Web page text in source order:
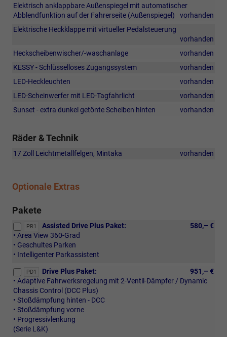
Elektrisch anklappbare Außenspiegel mit automatischer
Abblendfunktion auf der Fahrerseite (Außenspiegel)
vorhanden
Elektrische Heckklappe mit virtueller Pedalsteuerung
vorhanden
Heckscheibenwischer/-waschanlage
vorhanden
KESSY - Schlüsselloses Zugangssystem
vorhanden
LED-Heckleuchten
vorhanden
LED-Scheinwerfer mit LED-Tagfahrlicht
vorhanden
Sunset - extra dunkel getönte Scheiben hinten
vorhanden
Räder & Technik
17 Zoll Leichtmetallfelgen, Mintaka vorhanden
Optionale Extras
Pakete
PR1 580,– €
Assisted Drive Plus Paket:
• Area View 360-Grad
• Geschultes Parken
• Intelligenter Parkassistent
PD1 951,– €
Drive Plus Paket:
• Adaptive Fahrwerksregelung mit 2-Ventil-Dämpfer / Dynamic
Chassis Control (DCC Plus)
• Stoßdämpfung hinten - DCC
• Stoßdämpfung vorne
• Progressivlenkung
(Serie L&K)